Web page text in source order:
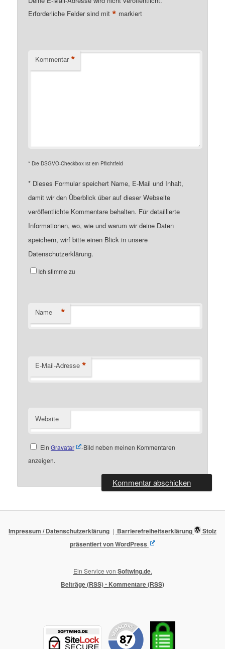
Erforderliche Felder sind mit* markiert
Kommentar *
* Die DSGVO-Checkbox ist ein Pflichtfeld
* Dieses Formular speichert Name, E-Mail und Inhalt,
damit wir den Überblick über auf dieser Webseite
veröffentlichte Kommentare behalten. Für detaillierte
Informationen, wo, wie und warum wir deine Daten
speichern, wirf bitte einen Blick in unsere
Datenschutzerklärung.
Ich stimme zu
Name *
E-Mail-Adresse *
Website
Ein Gravatar
-Bild neben meinen Kommentaren
anzeigen.
Impressum / Datenschutzerklärung Barrierefreiheitserklärung
Stolz
präsentiert von WordPress
Ein Service von Softwing.de.
Beiträge (RSS)• Kommentare (RSS)